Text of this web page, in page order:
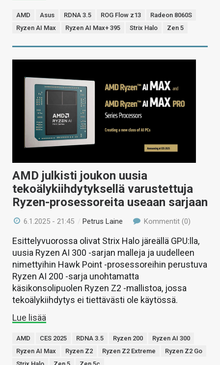
AMD Asus RDNA 3.5 ROG Flow z13
Radeon 8060S
Ryzen AI Max
Ryzen AI Max+ 395 Strix Halo Zen 5
AMD julkisti joukon uusia
tekoälykiihdytyksellä varustettuja
Ryzen-prosessoreita useaan sarjaan
6.1.2025 - 21:45 /Petrus Laine Kommentit (0)
Esittelyvuorossa olivat Strix Halo järeällä GPU:lla,
uusia Ryzen AI 300 -sarjan malleja ja uudelleen
nimettyihin Hawk Point -prosessoreihin perustuva
Ryzen AI 200 -sarja unohtamatta
käsikonsolipuolen Ryzen Z2 -mallistoa, jossa
tekoälykiihdytys ei tiettävästi ole käytössä.
Lue lisää
AMD CES 2025 RDNA 3.5 Ryzen 200
Ryzen AI 300
Ryzen AI Max
Ryzen Z2 Ryzen Z2 Extreme
Ryzen Z2 Go